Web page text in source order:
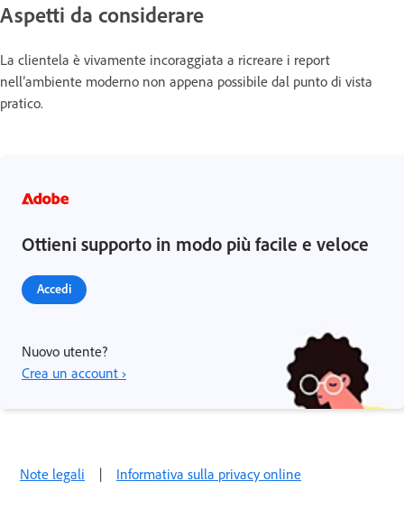
Aspetti da considerare
La clientela è vivamente incoraggiata a ricreare i report
nell’ambiente moderno non appena possibile dal punto di vista
pratico.
Ottieni supporto in modo più facile e veloce
Accedi
Nuovo utente?
Crea un account ›
Note legali | Informativa sulla privacy online